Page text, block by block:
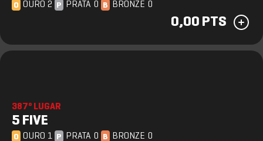
O OURO 2 P PRATA 0 B BRONZE 0
0,00 PTS
387º LUGAR
5 FIVE
O OURO 1 P PRATA 0 B BRONZE 0